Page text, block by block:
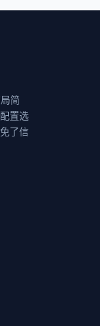
简
置选
了信